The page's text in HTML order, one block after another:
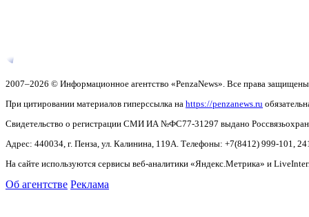
2007–2026 © Информационное агентство «PenzaNews». Все права
При цитировании материалов гиперссылка на https://penzanews.ru
Свидетельство о регистрации СМИ ИА №ФС77-31297 выдано
Адрес: 440034, г. Пенза, ул. Калинина, 119А. Телефоны: +7(8412) 999-101,
На сайте используются сервисы веб-аналитики «Яндекс.Метрика» и
Об агентстве Реклама